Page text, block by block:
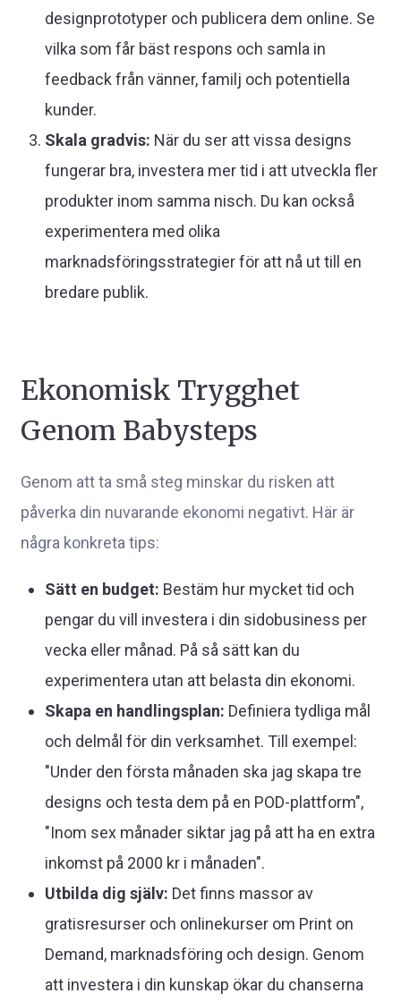
designprototyper och publicera dem online. Se
vilka som får bäst respons och samla in
feedback från vänner, familj och potentiella
kunder.
Skala gradvis: När du ser att vissa designs
fungerar bra, investera mer tid i att utveckla fler
produkter inom samma nisch. Du kan också
experimentera med olika
marknadsföringsstrategier för att nå ut till en
bredare publik.
Ekonomisk Trygghet
Genom Babysteps
Genom att ta små steg minskar du risken att
påverka din nuvarande ekonomi negativt. Här är
några konkreta tips:
Sätt en budget: Bestäm hur mycket tid och
pengar du vill investera i din sidobusiness per
vecka eller månad. På så sätt kan du
experimentera utan att belasta din ekonomi.
Skapa en handlingsplan: Definiera tydliga mål
och delmål för din verksamhet. Till exempel:
"Under den första månaden ska jag skapa tre
designs och testa dem på en POD-plattform",
"Inom sex månader siktar jag på att ha en extra
inkomst på 2000 kr i månaden".
Utbilda dig själv: Det finns massor av
gratisresurser och onlinekurser om Print on
Demand, marknadsföring och design. Genom
att investera i din kunskap ökar du chanserna